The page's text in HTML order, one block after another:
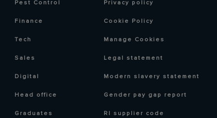
Pest Control
Finance
Tech
Sales
Digital
Head office
Graduates
Privacy policy
Cookie Policy
Manage Cookies
Legal statement
Modern slavery statement
Gender pay gap report
RI supplier code